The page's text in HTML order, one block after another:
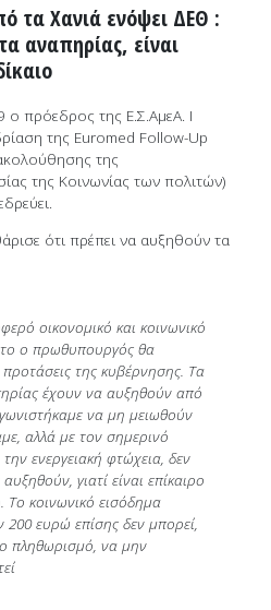
τα Χανιά ενόψει ΔΕΘ :
αναπηρίας, είναι
ο πρόεδρος της Ε.Σ.ΑμεΑ. Ι
της Euromed Follow-Up
της
της Κοινωνίας των πολιτών)
ότι πρέπει να αυξηθούν τα
οικονομικό και κοινωνικό
ο πρωθυπουργός θα
προτάσεις της κυβέρνησης. Τα
έχουν να αυξηθούν από
να μη μειωθούν
αλλά με τον σημερινό
ενεργειακή φτώχεια, δεν
γιατί είναι επίκαιρο
Το κοινωνικό εισόδημα
200 ευρώ επίσης δεν μπορεί,
πληθωρισμό, να μην